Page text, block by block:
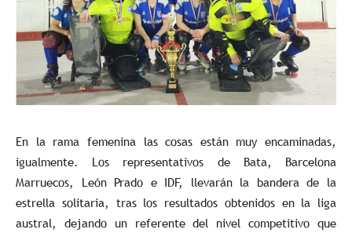
En la rama femenina las cosas están muy encaminadas,
igualmente. Los representativos de Bata, Barcelona
Marruecos, León Prado e IDF, llevarán la bandera de la
estrella solitaria, tras los resultados obtenidos en la liga
austral, dejando un referente del nivel competitivo que